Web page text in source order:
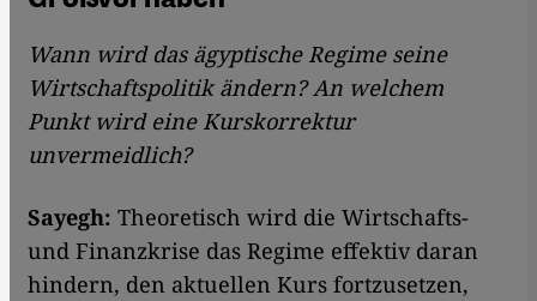
Wann wird das ägyptische Regime seine
Wirtschaftspolitik ändern? An welchem
Punkt wird eine Kurskorrektur
unvermeidlich?
Sayegh: Theoretisch wird die Wirtschafts-
und Finanzkrise das Regime effektiv daran
hindern, den aktuellen Kurs fortzusetzen,